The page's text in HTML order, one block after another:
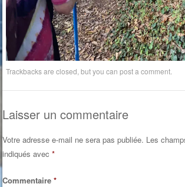
Trackbacks are closed, but you canpost a comment
Laisser un commentaire
Votre adresse e-mail ne sera pas publiée. Les
indiqués avec*
Commentaire*